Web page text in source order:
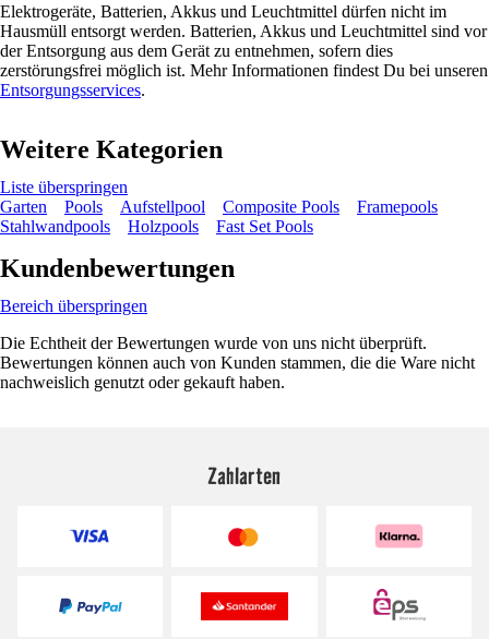
Elektrogeräte, Batterien, Akkus und Leuchtmittel dürfen nicht im
Hausmüll entsorgt werden. Batterien, Akkus und Leuchtmittel sind vor
der Entsorgung aus dem Gerät zu entnehmen, sofern dies
zerstörungsfrei möglich ist. Mehr Informationen findest Du bei unseren
Entsorgungsservices.
Weitere Kategorien
Liste überspringen
Garten
Pools Aufstellpool Composite Pools
Framepools
Stahlwandpools
Holzpools Fast Set Pools
Kundenbewertungen
Bereich überspringen
Die Echtheit der Bewertungen wurde von uns nicht überprüft.
Bewertungen können auch von Kunden stammen, die die Ware nicht
nachweislich genutzt oder gekauft haben.
Zahlarten